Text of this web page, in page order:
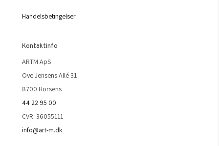
Handelsbetingelser
Kontaktinfo
ARTM ApS
Ove Jensens Allé 31
8700 Horsens
44 22 95 00
CVR: 36055111
info@art-m.dk